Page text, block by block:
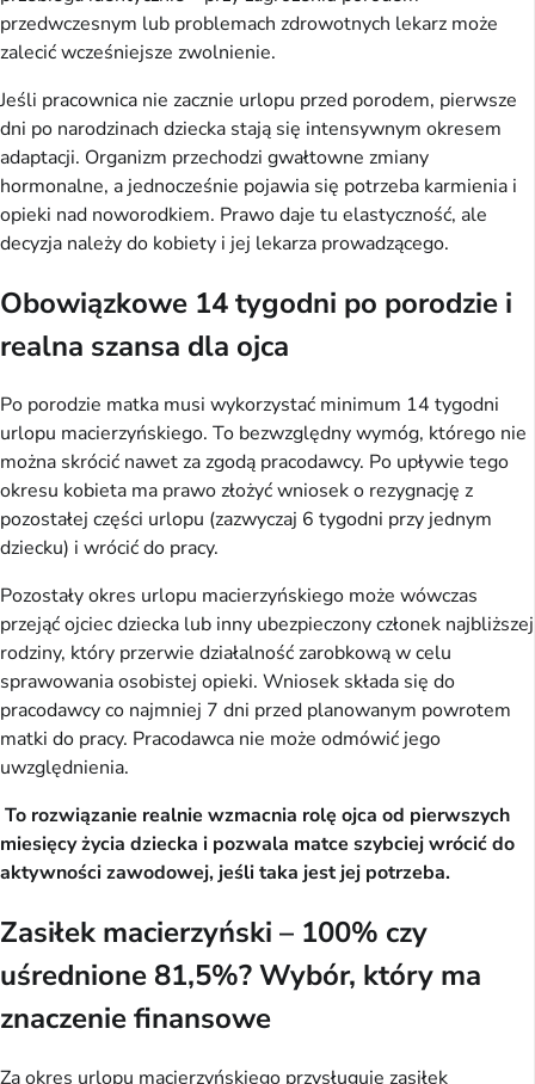
przedwczesnym lub problemach zdrowotnych lekarz może
zalecić wcześniejsze zwolnienie.
Jeśli pracownica nie zacznie urlopu przed porodem, pierwsze
dni po narodzinach dziecka stają się intensywnym okresem
adaptacji. Organizm przechodzi gwałtowne zmiany
hormonalne, a jednocześnie pojawia się potrzeba karmienia i
opieki nad noworodkiem. Prawo daje tu elastyczność, ale
decyzja należy do kobiety i jej lekarza prowadzącego.
Obowiązkowe 14 tygodni po porodzie i
realna szansa dla ojca
Po porodzie matka musi wykorzystać minimum 14 tygodni
urlopu macierzyńskiego. To bezwzględny wymóg, którego nie
można skrócić nawet za zgodą pracodawcy. Po upływie tego
okresu kobieta ma prawo złożyć wniosek o rezygnację z
pozostałej części urlopu (zazwyczaj 6 tygodni przy jednym
dziecku) i wrócić do pracy.
Pozostały okres urlopu macierzyńskiego może wówczas
przejąć ojciec dziecka lub inny ubezpieczony członek najbliższej
rodziny, który przerwie działalność zarobkową w celu
sprawowania osobistej opieki. Wniosek składa się do
pracodawcy co najmniej 7 dni przed planowanym powrotem
matki do pracy. Pracodawca nie może odmówić jego
uwzględnienia.
To rozwiązanie realnie wzmacnia rolę ojca od pierwszych
miesięcy życia dziecka i pozwala matce szybciej wrócić do
aktywności zawodowej, jeśli taka jest jej potrzeba.
Zasiłek macierzyński – 100% czy
uśrednione 81,5%? Wybór, który ma
znaczenie finansowe
Za okres urlopu macierzyńskiego przysługuje zasiłek